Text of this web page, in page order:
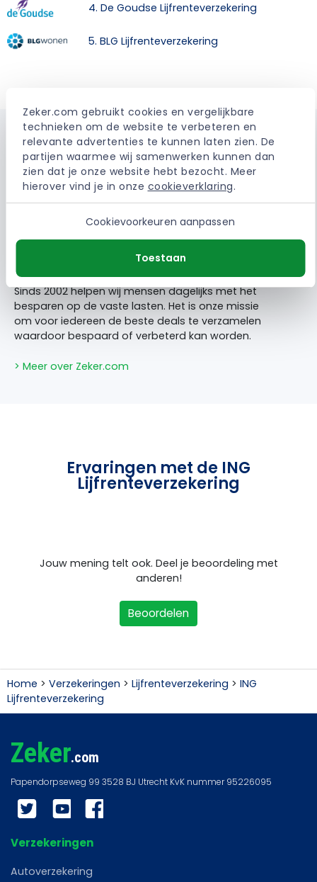
Zeker.com gebruikt cookies en vergelijkbare
technieken om de website te verbeteren en
relevante advertenties te kunnen laten zien. De
partijen waarmee wij samenwerken kunnen dan
zien dat je onze website hebt bezocht. Meer
hierover vind je in onze cookieverklaring.
Cookievoorkeuren aanpassen
Toestaan
4. De Goudse Lijfrenteverzekering
5. BLG Lijfrenteverzekering
Waarom vergelijken via Zeker.com
Vergelijken via onze website is volledig gratis. Sluit
je via ons een verzekering of energiecontract af,
dan ontvangen wij een vergoeding van de
aanbieder. Jij betaalt daardoor niet extra. Dit is
altijd een vaste vergoeding waardoor het 100%
Sinds 2002 helpen wij mensen dagelijks met het
besparen op de vaste lasten. Het is onze missie
om voor iedereen de beste deals te verzamelen
waardoor bespaard of verbeterd kan worden.
> Meer over Zeker.com
Ervaringen met de ING
Lijfrenteverzekering
Jouw mening telt ook. Deel je beoordeling met
anderen!
Beoordelen
Home > Verzekeringen > Lijfrenteverzekering > ING
Lijfrenteverzekering
Zeker.com
Twitter YouTube
Verzekeringen
Autoverzekering